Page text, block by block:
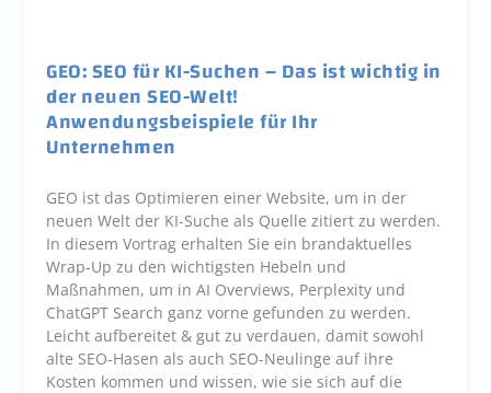
GEO: SEO für KI-Suchen – Das ist wichtig in
der neuen SEO-Welt!
Anwendungsbeispiele für Ihr
Unternehmen
GEO ist das Optimieren einer Website, um in der
neuen Welt der KI-Suche als Quelle zitiert zu werden.
In diesem Vortrag erhalten Sie ein brandaktuelles
Wrap-Up zu den wichtigsten Hebeln und
Maßnahmen, um in AI Overviews, Perplexity und
ChatGPT Search ganz vorne gefunden zu werden.
Leicht aufbereitet & gut zu verdauen, damit sowohl
alte SEO-Hasen als auch SEO-Neulinge auf ihre
Kosten kommen und wissen, wie sie sich auf die